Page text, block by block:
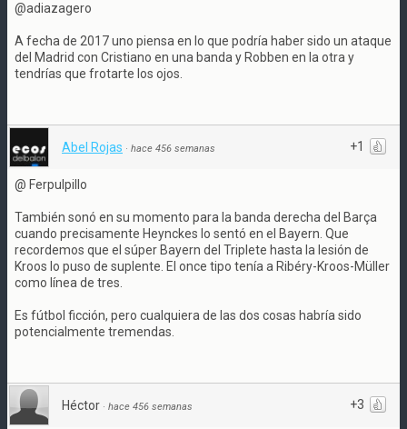
@adiazagero
A fecha de 2017 uno piensa en lo que podría haber sido un ataque
del Madrid con Cristiano en una banda y Robben en la otra y
tendrías que frotarte los ojos.
+1
Abel Rojas · hace 456 semanas
@ Ferpulpillo
También sonó en su momento para la banda derecha del Barça
cuando precisamente Heynckes lo sentó en el Bayern. Que
recordemos que el súper Bayern del Triplete hasta la lesión de
Kroos lo puso de suplente. El once tipo tenía a Ribéry-Kroos-Müller
como línea de tres.
Es fútbol ficción, pero cualquiera de las dos cosas habría sido
potencialmente tremendas.
+3
Héctor · hace 456 semanas